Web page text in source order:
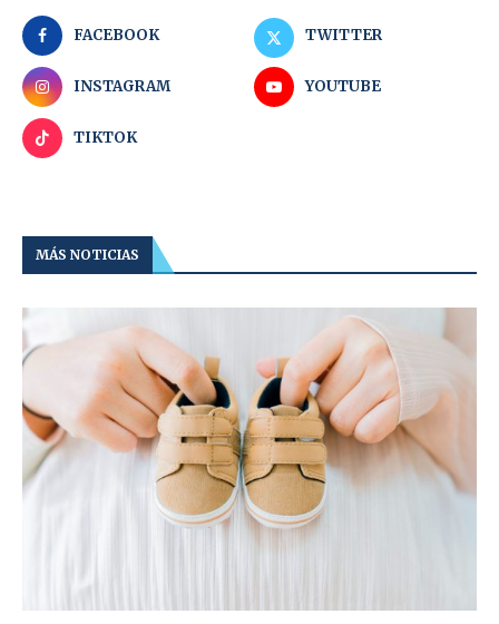
FACEBOOK TWITTER
INSTAGRAM YOUTUBE
TIKTOK
MÁS NOTICIAS